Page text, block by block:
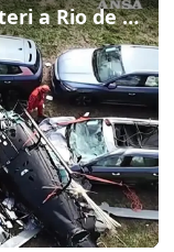
Scontro in volo tra due elicotteri a Rio de Janeiro, 6 morti